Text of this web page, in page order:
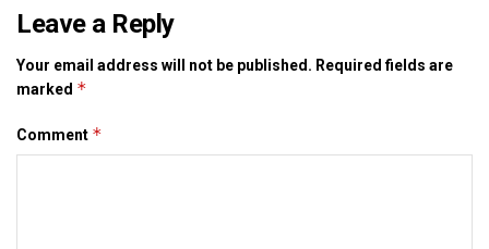
संजय झा सेहो उपस्थित छलाह।
Leave a Reply
Your email address will not be published. Required fields are
marked *
Comment *